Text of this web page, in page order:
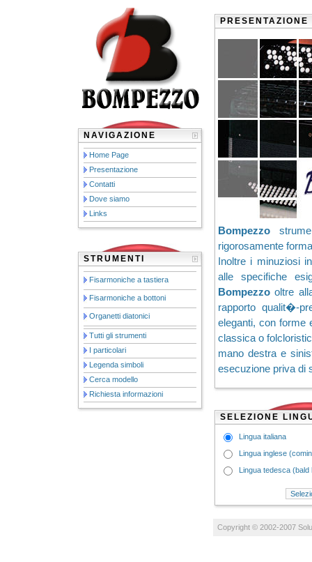
NAVIGAZIONE
Home Page
Presentazione
Contatti
Dove siamo
Links
STRUMENTI
Fisarmoniche a tastiera
Fisarmoniche a bottoni
Organetti diatonici
Tutti gli strumenti
I particolari
Legenda simboli
Cerca modello
Richiesta informazioni
Bompezzo
rigorosamente
Inoltre i minuziosi
alle specifiche
Bompezzo oltre
rapporto qualit�-
eleganti, con forme
classica o
mano destra e
esecuzione priva di
SELEZIONE
Lingua italiana
Lingua inglese
Lingua tedesca (bald
Copyright © 2002-2007